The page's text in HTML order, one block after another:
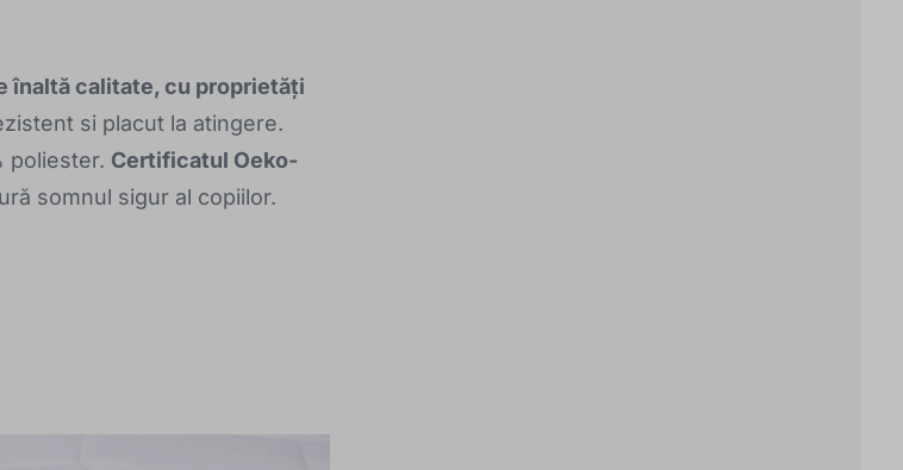
înaltă calitate, cu proprietăți
si placut la atingere.
poliester. Certificatul Oeko-
somnul sigur al copiilor.